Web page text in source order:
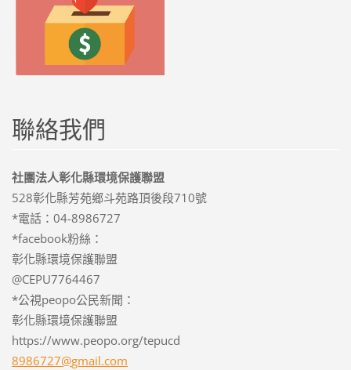
聯絡我們
社團法人彰化縣環境保護聯盟
528彰化縣芳苑鄉斗苑路頂後段710號
*電話：04-8986727
*facebook粉絲：
彰化縣環境保護聯盟
@CEPU7764467
*公視peopo公民新聞：
彰化縣環境保護聯盟
https://www.peopo.org/tepucd
8986727@gmail.com